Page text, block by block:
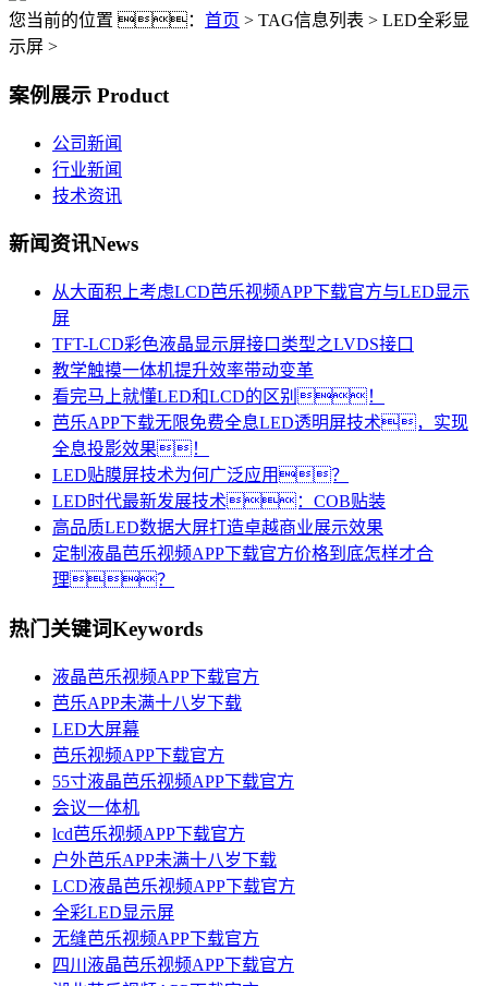
您当前的位置 ： 首页 > TAG信息列表 > LED全彩显
示屏 >
案例展示 Product
公司新闻
行业新闻
技术资讯
新闻资讯News
从大面积上考虑LCD芭乐视频APP下载官方与LED显示
屏
TFT-LCD彩色液晶显示屏接口类型之LVDS接口
教学触摸一体机提升效率带动变革
看完马上就懂LED和LCD的区别！
芭乐APP下载无限免费全息LED透明屏技术，实现
全息投影效果！
LED贴膜屏技术为何广泛应用？
LED时代最新发展技术：COB贴装
高品质LED数据大屏打造卓越商业展示效果
定制液晶芭乐视频APP下载官方价格到底怎样才合
理？
热门关键词Keywords
液晶芭乐视频APP下载官方
芭乐APP未满十八岁下载
LED大屏幕
芭乐视频APP下载官方
55寸液晶芭乐视频APP下载官方
会议一体机
lcd芭乐视频APP下载官方
户外芭乐APP未满十八岁下载
LCD液晶芭乐视频APP下载官方
全彩LED显示屏
无缝芭乐视频APP下载官方
四川液晶芭乐视频APP下载官方